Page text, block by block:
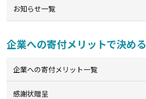
お知らせ一覧
企業への寄付メリットで決める
企業への寄付メリット一覧
感謝状贈呈